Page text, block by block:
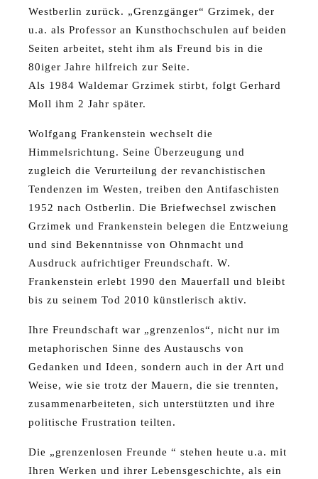
Westberlin zurück. „Grenzgänger“ Grzimek, der
u.a. als Professor an Kunsthochschulen auf beiden
Seiten arbeitet, steht ihm als Freund bis in die
80iger Jahre hilfreich zur Seite.
Als 1984 Waldemar Grzimek stirbt, folgt Gerhard
Moll ihm 2 Jahr später.
Wolfgang Frankenstein wechselt die
Himmelsrichtung. Seine Überzeugung und
zugleich die Verurteilung der revanchistischen
Tendenzen im Westen, treiben den Antifaschisten
1952 nach Ostberlin. Die Briefwechsel zwischen
Grzimek und Frankenstein belegen die Entzweiung
und sind Bekenntnisse von Ohnmacht und
Ausdruck aufrichtiger Freundschaft. W.
Frankenstein erlebt 1990 den Mauerfall und bleibt
bis zu seinem Tod 2010 künstlerisch aktiv.
Ihre Freundschaft war „grenzenlos“, nicht nur im
metaphorischen Sinne des Austauschs von
Gedanken und Ideen, sondern auch in der Art und
Weise, wie sie trotz der Mauern, die sie trennten,
zusammenarbeiteten, sich unterstützten und ihre
politische Frustration teilten.
Die „grenzenlosen Freunde “ stehen heute u.a. mit
Ihren Werken und ihrer Lebensgeschichte, als ein